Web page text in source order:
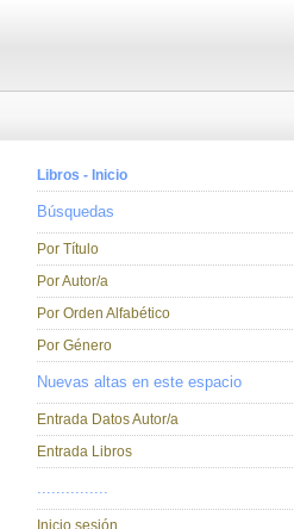
Libros - Inicio
Búsquedas
Por Título
Por Autor/a
Por Orden Alfabético
Por Género
Nuevas altas en este espacio
Entrada Datos Autor/a
Entrada Libros
...............
Inicio sesión